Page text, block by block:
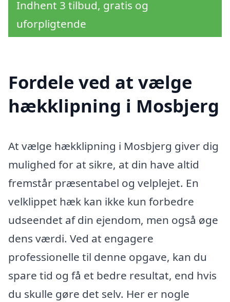
Indhent 3 tilbud, gratis og
uforpligtende
Fordele ved at vælge
hækklipning i Mosbjerg
At vælge hækklipning i Mosbjerg giver dig
mulighed for at sikre, at din have altid
fremstår præsentabel og velplejet. En
velklippet hæk kan ikke kun forbedre
udseendet af din ejendom, men også øge
dens værdi. Ved at engagere
professionelle til denne opgave, kan du
spare tid og få et bedre resultat, end hvis
du skulle gøre det selv. Her er nogle